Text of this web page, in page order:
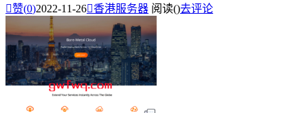
赞(0)2022-11-26香港服务器 阅读()去评论